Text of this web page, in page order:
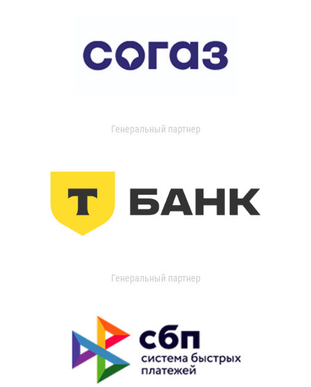
Генеральный партнер
Генеральный партнер